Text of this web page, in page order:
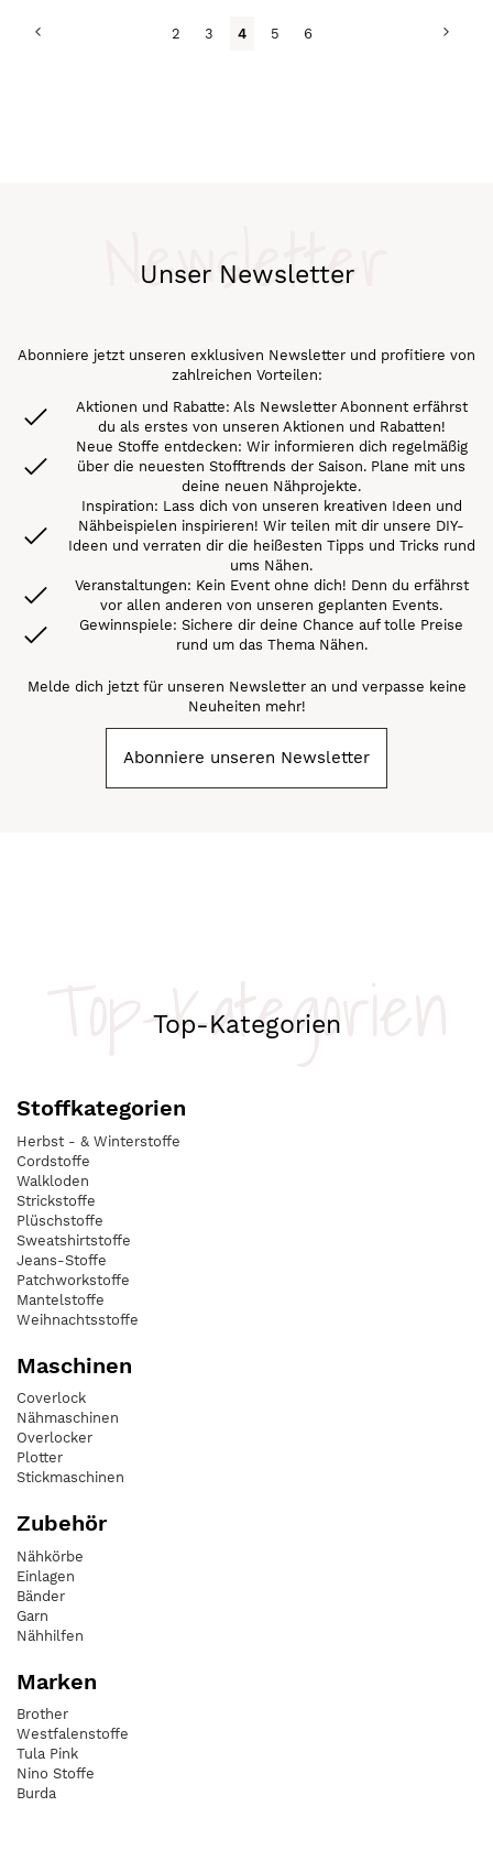
Seite
2 Seite
3 Du
4 Seite
5 Seite
6
Unser Newsletter
Newsletter
Abonniere jetzt unseren exklusiven Newsletter und profitiere von
zahlreichen Vorteilen:
Aktionen und Rabatte: Als Newsletter Abonnent erfährst
du als erstes von unseren Aktionen und Rabatten!
Neue Stoffe entdecken: Wir informieren dich regelmäßig
über die neuesten Stofftrends der Saison. Plane mit uns
deine neuen Nähprojekte.
Inspiration: Lass dich von unseren kreativen Ideen und
Nähbeispielen inspirieren! Wir teilen mit dir unsere DIY-
Ideen und verraten dir die heißesten Tipps und Tricks rund
ums Nähen.
Veranstaltungen: Kein Event ohne dich! Denn du erfährst
vor allen anderen von unseren geplanten Events.
Gewinnspiele: Sichere dir deine Chance auf tolle Preise
rund um das Thema Nähen.
Melde dich jetzt für unseren Newsletter an und verpasse keine
Neuheiten mehr!
Abonniere unseren Newsletter
Top-Kategorien
Top-Kategorien
Stoffkategorien
Herbst - & Winterstoffe
Cordstoffe
Walkloden
Strickstoffe
Plüschstoffe
Sweatshirtstoffe
Jeans-Stoffe
Patchworkstoffe
Mantelstoffe
Weihnachtsstoffe
Maschinen
Coverlock
Nähmaschinen
Overlocker
Plotter
Stickmaschinen
Zubehör
Nähkörbe
Einlagen
Bänder
Garn
Nähhilfen
Marken
Brother
Westfalenstoffe
Tula Pink
Nino Stoffe
Burda